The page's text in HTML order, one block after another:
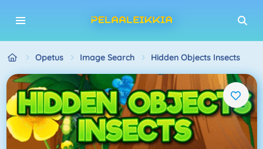
Opetus Image Search Hidden Objects Insects